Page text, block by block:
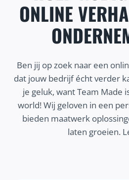
ONLINE
Ben jij op zoek naar een
dat jouw bedrijf écht verder
je geluk, want Team Made
world! Wij geloven in een
bieden maatwerk
laten groeien.